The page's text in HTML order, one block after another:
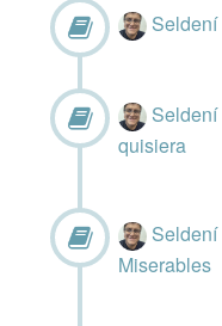
Seldení
Seldení
quisiera
Seldení
Miserables